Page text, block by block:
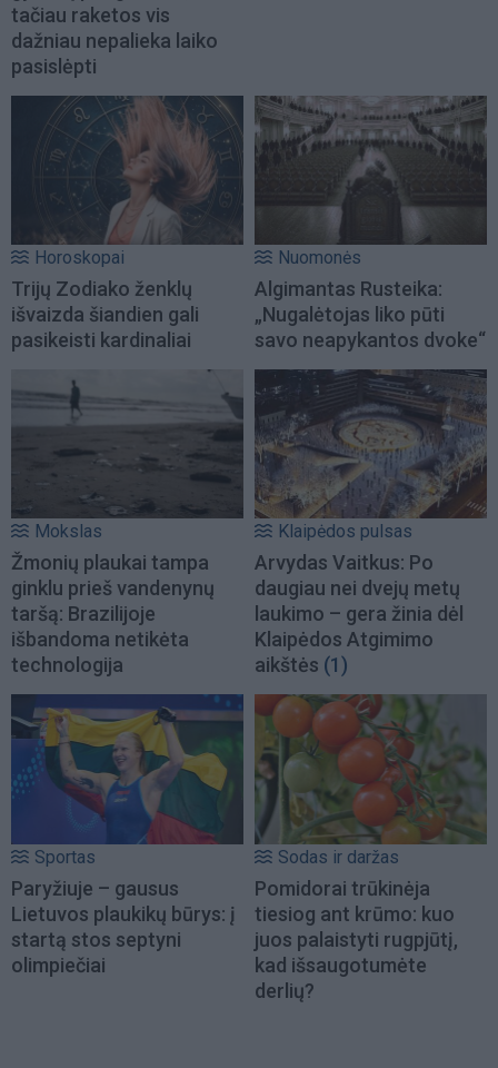
tačiau raketos vis
dažniau nepalieka laiko
pasislėpti
Horoskopai
Trijų Zodiako ženklų
išvaizda šiandien gali
pasikeisti kardinaliai
Nuomonės
Algimantas Rusteika:
„Nugalėtojas liko pūti
savo neapykantos dvoke“
Mokslas
Žmonių plaukai tampa
ginklu prieš vandenynų
taršą: Brazilijoje
išbandoma netikėta
technologija
Klaipėdos pulsas
Arvydas Vaitkus: Po
daugiau nei dvejų metų
laukimo – gera žinia dėl
Klaipėdos Atgimimo
aikštės (1)
Sportas
Paryžiuje – gausus
Lietuvos plaukikų būrys: į
startą stos septyni
olimpiečiai
Sodas ir daržas
Pomidorai trūkinėja
tiesiog ant krūmo: kuo
juos palaistyti rugpjūtį,
kad išsaugotumėte
derlių?